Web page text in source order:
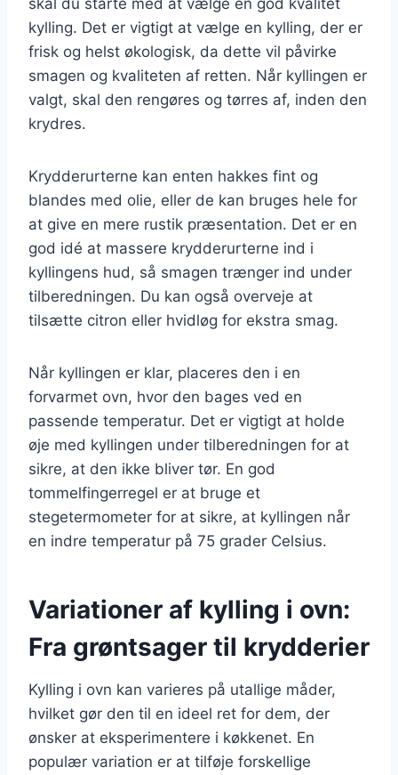
kylling. Det er vigtigt at vælge en kylling, der er
frisk og helst økologisk, da dette vil påvirke
smagen og kvaliteten af retten. Når kyllingen er
valgt, skal den rengøres og tørres af, inden den
krydres.
Krydderurterne kan enten hakkes fint og
blandes med olie, eller de kan bruges hele for
at give en mere rustik præsentation. Det er en
god idé at massere krydderurterne ind i
kyllingens hud, så smagen trænger ind under
tilberedningen. Du kan også overveje at
tilsætte citron eller hvidløg for ekstra smag.
Når kyllingen er klar, placeres den i en
forvarmet ovn, hvor den bages ved en
passende temperatur. Det er vigtigt at holde
øje med kyllingen under tilberedningen for at
sikre, at den ikke bliver tør. En god
tommelfingerregel er at bruge et
stegetermometer for at sikre, at kyllingen når
en indre temperatur på 75 grader Celsius.
Variationer af kylling i ovn:
Fra grøntsager til krydderier
Kylling i ovn kan varieres på utallige måder,
hvilket gør den til en ideel ret for dem, der
ønsker at eksperimentere i køkkenet. En
populær variation er at tilføje forskellige